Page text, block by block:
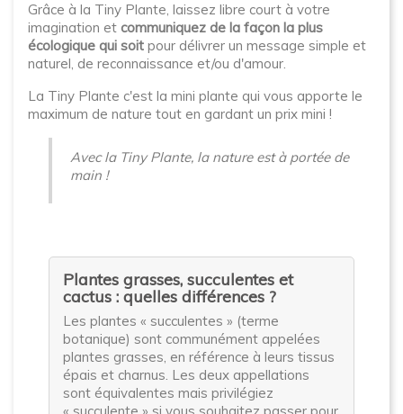
Grâce à la Tiny Plante, laissez libre court à votre
imagination et communiquez de la façon la plus
écologique qui soit pour délivrer un message simple et
naturel, de reconnaissance et/ou d'amour.
La Tiny Plante c'est la mini plante qui vous apporte le
maximum de nature tout en gardant un prix mini !
Avec la Tiny Plante, la nature est à portée de
main !
Plantes grasses, succulentes et
cactus : quelles différences ?
Les plantes « succulentes » (terme
botanique) sont communément appelées
plantes grasses, en référence à leurs tissus
épais et charnus. Les deux appellations
sont équivalentes mais privilégiez